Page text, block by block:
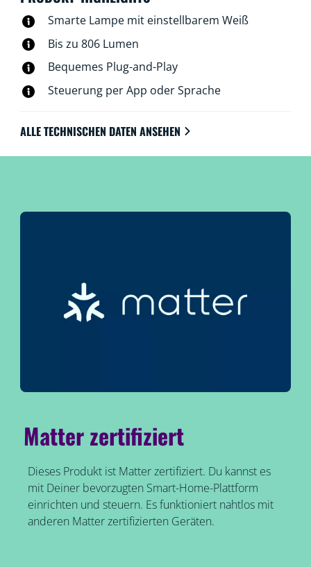
mit Deiner Stimme steuern.
Smarte Lampe mit einstellbarem Weiß
Bis zu 806 Lumen
Bequemes Plug-and-Play
Steuerung per App oder Sprache
ALLE TECHNISCHEN DATEN ANSEHEN
Matter zertifiziert
Dieses Produkt ist Matter zertifiziert. Du kannst es
mit Deiner bevorzugten Smart-Home-Plattform
einrichten und steuern. Es funktioniert nahtlos mit
anderen Matter zertifizierten Geräten.